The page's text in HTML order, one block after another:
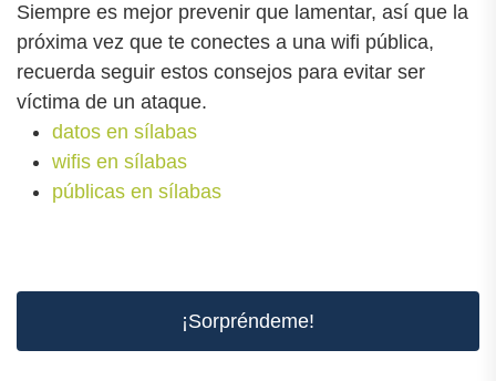
Siempre es mejor prevenir que lamentar, así que la
próxima vez que te conectes a una wifi pública,
recuerda seguir estos consejos para evitar ser
víctima de un ataque.
datos en sílabas
wifis en sílabas
públicas en sílabas
¡Sorpréndeme!